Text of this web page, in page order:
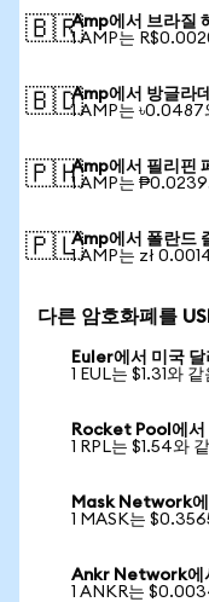
🇧🇷Amp에서 브라질
1 AMP는
🇧🇩Amp에서 방글라
1 AMP는 ৳0.0487
🇵🇭Amp에서 필리핀
1 AMP는 ₱0.0239
🇵🇱Amp에서 폴란드
1 AMP는 zł
다른 암호화폐를
Euler에서 미국 달
1 EUL는 $1.31와 같
Rocket Pool에서
1 RPL는 $1.54와
Mask Network에
1 MASK는
Ankr Network에
1 ANKR는